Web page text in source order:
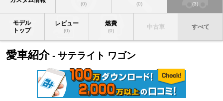
(0) (0) (3)
モデル
トップ
レビュー
(0)
燃費
(0)
中古車 すべて
愛車紹介- サテライト ワゴン